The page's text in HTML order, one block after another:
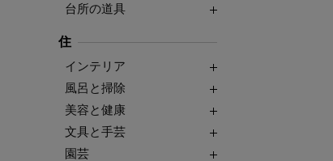
台所の道具
住
インテリア
風呂と掃除
美容と健康
文具と手芸
園芸